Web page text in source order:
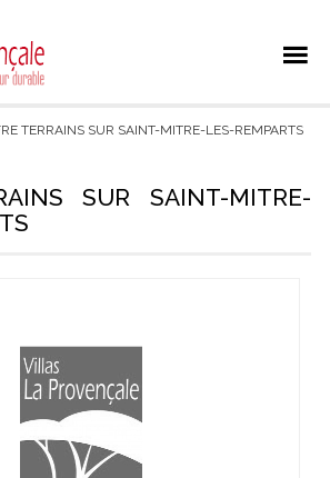
TERRAINS SUR SAINT-MITRE-LES-REMPARTS
SUR SAINT-MITRE-